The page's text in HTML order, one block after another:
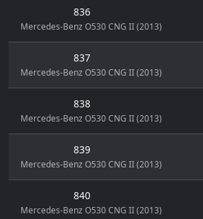
836
Mercedes-Benz O530 CNG II (2013)
837
Mercedes-Benz O530 CNG II (2013)
838
Mercedes-Benz O530 CNG II (2013)
839
Mercedes-Benz O530 CNG II (2013)
840
Mercedes-Benz O530 CNG II (2013)